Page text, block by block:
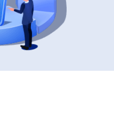
Windows.
Video Editor
Editor de videos intuitivo.
Video Downloader
Descargador de vídeo/audio online.
Video Converter